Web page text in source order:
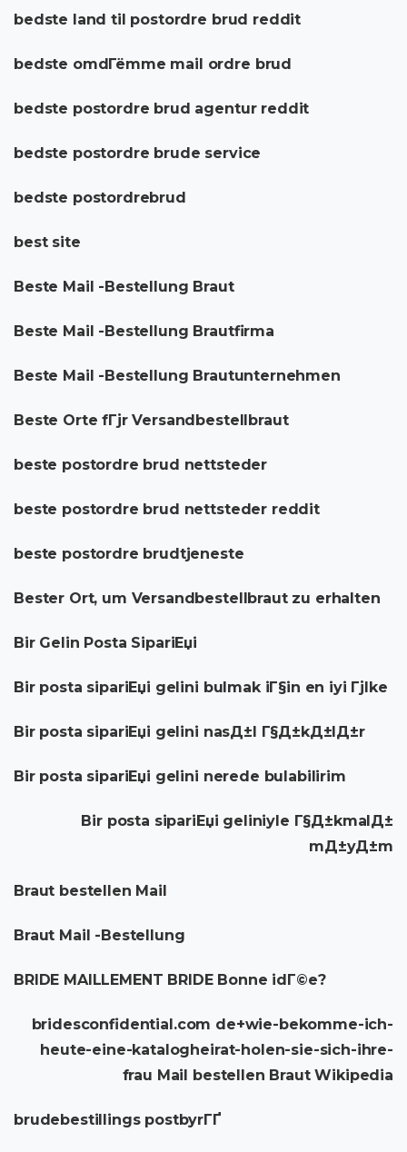
bedste land til postordre brud reddit
bedste omdГёmme mail ordre brud
bedste postordre brud agentur reddit
bedste postordre brude service
bedste postordrebrud
best site
Beste Mail -Bestellung Braut
Beste Mail -Bestellung Brautfirma
Beste Mail -Bestellung Brautunternehmen
Beste Orte fГјr Versandbestellbraut
beste postordre brud nettsteder
beste postordre brud nettsteder reddit
beste postordre brudtjeneste
Bester Ort, um Versandbestellbraut zu erhalten
Bir Gelin Posta SipariЕџi
Bir posta sipariЕџi gelini bulmak iГ§in en iyi Гјlke
Bir posta sipariЕџi gelini nasД±l Г§Д±kД±lД±r
Bir posta sipariЕџi gelini nerede bulabilirim
Bir posta sipariЕџi geliniyle Г§Д±kmalД±
mД±yД±m
Braut bestellen Mail
Braut Mail -Bestellung
BRIDE MAILLEMENT BRIDE Bonne idГ©e?
bridesconfidential.com de+wie-bekomme-ich-
heute-eine-katalogheirat-holen-sie-sich-ihre-
frau Mail bestellen Braut Wikipedia
brudebestillings postbyrГҐ